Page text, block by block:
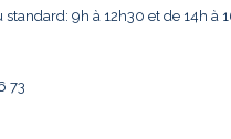
9h à 12h30 et de 14h à
73